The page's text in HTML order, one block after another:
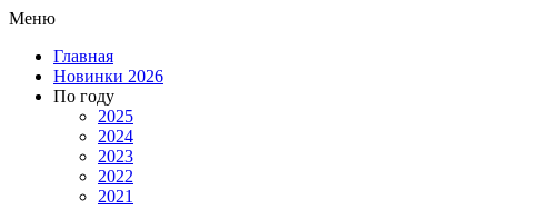
Меню
Главная
Новинки 2026
По году
2025
2024
2023
2022
2021